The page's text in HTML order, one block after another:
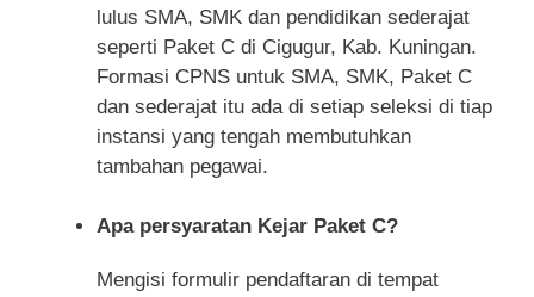
lulus SMA, SMK dan pendidikan sederajat
seperti Paket C di Cigugur, Kab. Kuningan.
Formasi CPNS untuk SMA, SMK, Paket C
dan sederajat itu ada di setiap seleksi di tiap
instansi yang tengah membutuhkan
tambahan pegawai.
Apa persyaratan Kejar Paket C?
Mengisi formulir pendaftaran di tempat